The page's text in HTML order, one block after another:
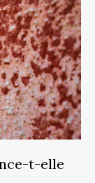
t-elle